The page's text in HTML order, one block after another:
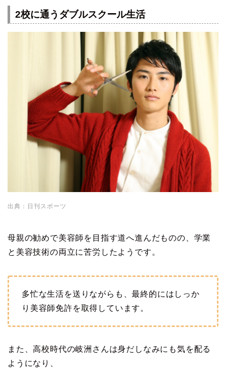
2校に通うダブルスクール生活
出典：日刊スポーツ
母親の勧めで美容師を目指す道へ進んだものの、学業
と美容技術の両立に苦労したようです。
多忙な生活を送りながらも、最終的にはしっか
り美容師免許を取得しています。
また、高校時代の岐洲さんは身だしなみにも気を配る
ようになり、